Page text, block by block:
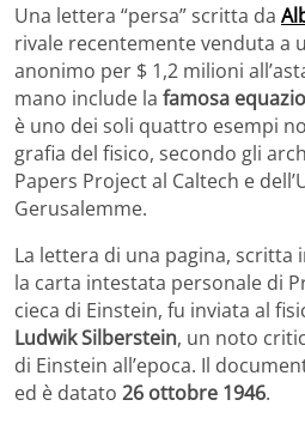
Una lettera “persa” scritta da
rivale recentemente venduta a
anonimo per $ 1,2 milioni
mano include la famosa
è uno dei soli quattro esempi
grafia del fisico, secondo gli
Papers Project al Caltech e
Gerusalemme.
La lettera di una pagina, scritta
la carta intestata personale di
cieca di Einstein, fu inviata al
Ludwik Silberstein, un noto
di Einstein all’epoca. Il
ed è datato 26 ottobre 1946.